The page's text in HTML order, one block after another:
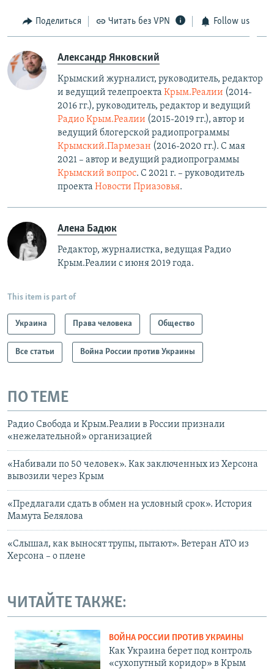
Поделиться Читать без VPN Follow us
Александр Янковский
Крымский журналист, руководитель, редактор
и ведущий телепроекта Крым.Реалии (2014-
2016 гг.), руководитель, редактор и ведущий
Радио Крым.Реалии (2015-2019 гг.), автор и
ведущий блогерской радиопрограммы
Крымский.Пармезан (2016-2020 гг.)​. С мая
2021 – автор и ведущий радиопрограммы
Крымский вопрос. С 2021 г. – руководитель
проекта Новости Приазовья.
Алена Бадюк
Редактор, журналистка, ведущая Радио
Крым.Реалии с июня 2019 года.
This item is part of
Украина Права человека Общество
Все статьи Война России против Украины
ПО ТЕМЕ
Радио Свобода и Крым.Реалии в России признали
«нежелательной» организацией
«Набивали по 50 человек». Как заключенных из Херсона
вывозили через Крым
«Предлагали сдать в обмен на условный срок». История
Мамута Белялова
«Слышал, как выносят трупы, пытают». Ветеран АТО из
Херсона – о плене
ЧИТАЙТЕ ТАКЖЕ:
ВОЙНА РОССИИ ПРОТИВ УКРАИНЫ
Как Украина берет под контроль
«сухопутный коридор» в Крым